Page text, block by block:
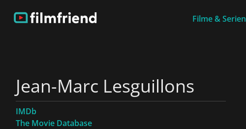
Filme & Serien
Jean-Marc Lesguillons
IMDb
The Movie Database